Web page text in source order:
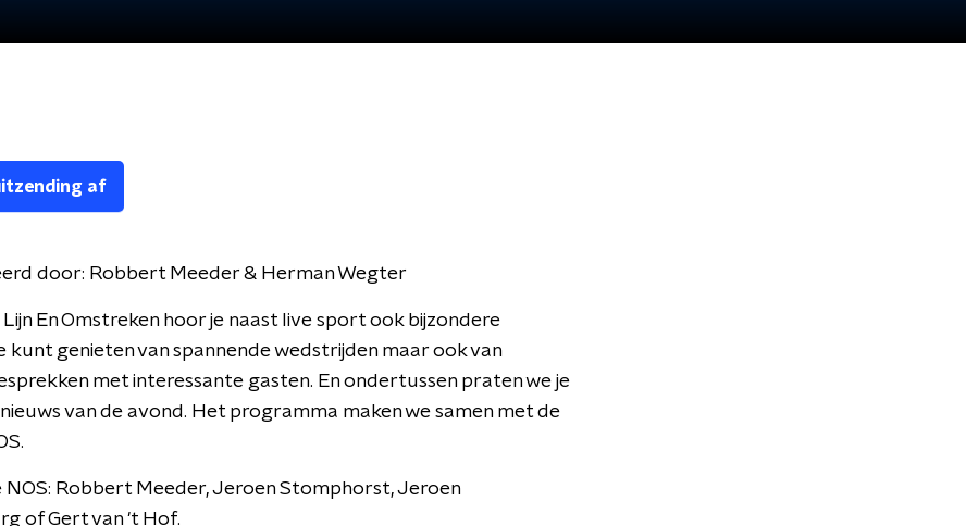
af
door: Robbert Meeder & Herman Wegter
Lijn En Omstreken hoor je naast live sport ook bijzondere
kunt genieten van spannende wedstrijden maar ook van
met interessante gasten. En ondertussen praten we je
van de avond. Het programma maken we samen met de
NOS: Robbert Meeder, Jeroen Stomphorst, Jeroen
of Gert van 't Hof.